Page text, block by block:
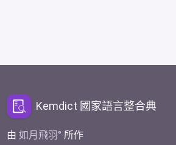
Kemdict 國家語言整合典
由如月飛羽 所作